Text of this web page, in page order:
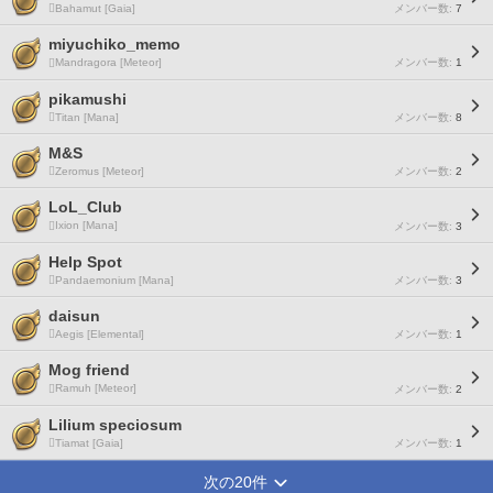
Bahamut [Gaia] メンバー数: 7
miyuchiko_memo
Mandragora [Meteor] メンバー数:1
pikamushi
Titan [Mana] メンバー数: 8
M&S
Zeromus [Meteor] メンバー数: 2
LoL_Club
Ixion [Mana] メンバー数: 3
Help Spot
Pandaemonium [Mana] メンバー数:3
daisun
Aegis [Elemental] メンバー数:1
Mog friend
Ramuh [Meteor] メンバー数: 2
Lilium speciosum
Tiamat [Gaia] メンバー数: 1
次の20件